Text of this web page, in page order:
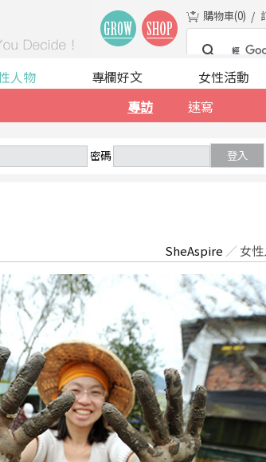
購物車(0)
人物
專訪
速寫
專欄好文 女性活動
密碼 登入
SheAspire ／ 女